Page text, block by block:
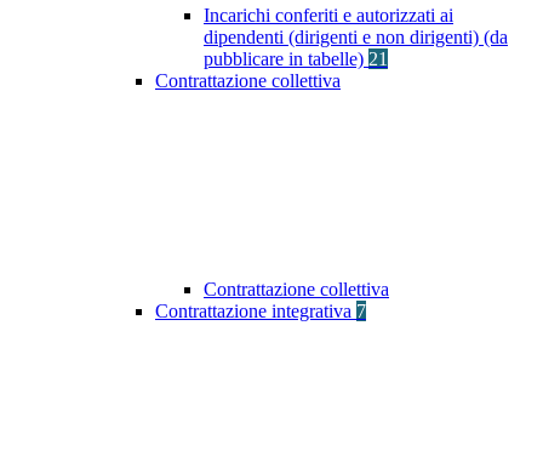
Incarichi conferiti e autorizzati ai
dipendenti (dirigenti e non dirigenti) (da
pubblicare in tabelle) 21
Contrattazione collettiva
Contrattazione collettiva
Contrattazione integrativa 7